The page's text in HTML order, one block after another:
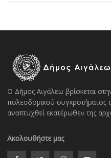
Ο Δήμος Αιγάλεω βρίσκεται
πολεοδομικού συγκροτήματος
αναπτυχθεί εκατέρωθεν της
Ακολουθήστε μας